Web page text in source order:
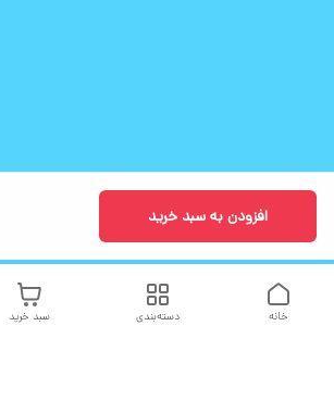
افزودن به سبد خرید
سبد خرید دسته‌بندی خانه